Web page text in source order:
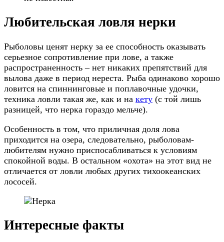
Любительская ловля нерки
Рыболовы ценят нерку за ее способность оказывать
серьезное сопротивление при лове, а также
распространенность – нет никаких препятствий для
вылова даже в период нереста. Рыба одинаково хорошо
ловится на спиннинговые и поплавочные удочки,
техника ловли такая же, как и на кету (с той лишь
разницей, что нерка гораздо мельче).
Особенность в том, что приличная доля лова
приходится на озера, следовательно, рыболовам-
любителям нужно приспосабливаться к условиям
спокойной воды. В остальном «охота» на этот вид не
отличается от ловли любых других тихоокеанских
лососей.
Интересные факты